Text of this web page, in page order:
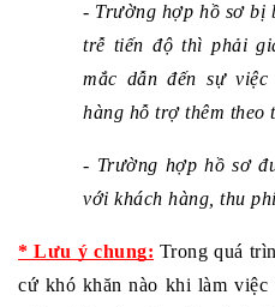
- Trường hợp hồ sơ bị
trễ tiến độ thì phải
mắc dẫn đến sự
hàng hỗ trợ thêm theo
- Trường hợp hồ sơ
với khách hàng, thu
* Lưu ý chung: Trong quá
cứ khó khăn nào khi làm việc